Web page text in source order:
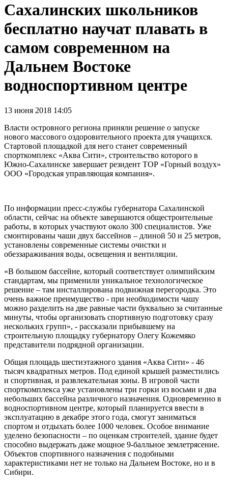
Сахалинских школьников
бесплатно научат плавать в
самом современном на
Дальнем Востоке
водноспортивном центре
13 июня 2018 14:05
Власти островного региона приняли решение о запуске
нового массового оздоровительного проекта для учащихся.
Стартовой площадкой для него станет современный
спорткомплекс «Аква Сити», строительство которого в
Южно-Сахалинске завершает резидент ТОР «Горный воздух»
ООО «Городская управляющая компания».
По информации пресс-службы губернатора Сахалинской
области, сейчас на объекте завершаются общестроительные
работы, в которых участвуют около 300 специалистов. Уже
смонтированы чаши двух бассейнов – длиной 50 и 25 метров,
установлены современные системы очистки и
обеззараживания воды, освещения и вентиляции.
«В большом бассейне, который соответствует олимпийским
стандартам, мы применили уникальное технологическое
решение – там инсталлирована подвижная перегородка. Это
очень важное преимущество - при необходимости чашу
можно разделить на две равные части буквально за считанные
минуты, чтобы организовать спортивную подготовку сразу
нескольких групп», - рассказали прибывшему на
строительную площадку губернатору Олегу Кожемяко
представители подрядной организации.
Общая площадь шестиэтажного здания «Аква Сити» - 46
тысяч квадратных метров. Под единой крышей разместились
и спортивная, и развлекательная зоны. В игровой части
спорткомплекса уже установлены три горки из восьми и два
небольших бассейна различного назначения. Одновременно в
водноспортивном центре, который планируется ввести в
эксплуатацию в декабре этого года, смогут заниматься
спортом и отдыхать более 1000 человек. Особое внимание
уделено безопасности – по оценкам строителей, здание будет
способно выдержать даже мощное 9-балльное землетрясение.
Объектов спортивного назначения с подобными
характеристиками нет не только на Дальнем Востоке, но и в
Сибири.